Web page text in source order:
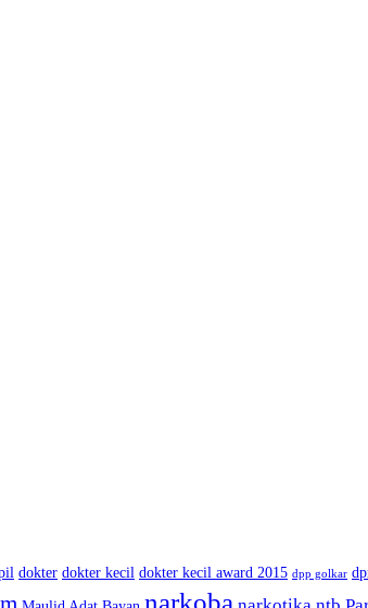
dokter dokter kecil dokter kecil award 2015 dpp golkar
narkoba